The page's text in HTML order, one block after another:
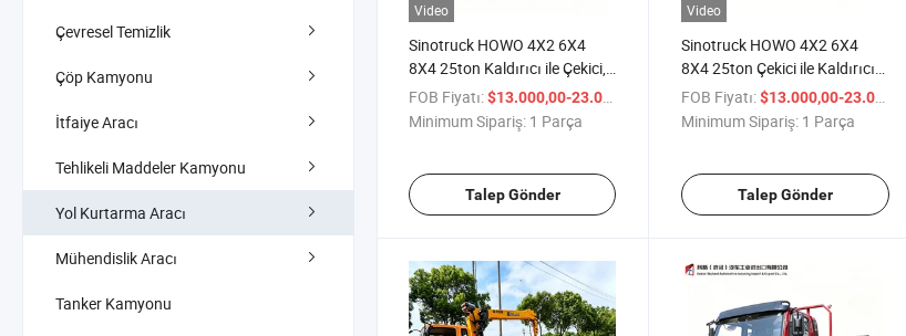
Çevresel Temizlik
Çöp Kamyonu
İtfaiye Aracı
Tehlikeli Maddeler Kamyonu
Yol Kurtarma Aracı
Mühendislik Aracı
Tanker Kamyonu
Video
Sinotruck HOWO 4X2 6X4
8X4 25ton Kaldırıcı ile Çekici,
Entegre Kaldırıcı ile Birlikte
Çekici 2 1 Özelleştirilebilir 10t
12t Telekopik veya Düz
FOB Fiyatı:$13.000,00-23.000,00
/ Parça
Minimum Sipariş: 1 Parça
Talep Gönder
Video
Sinotruck HOWO 4X2 6X4
8X4 25ton Çekici ile Kaldırıcı
Kombine Çekici ile Entegre
Kaldırıcı 2 içinde 1
Özelleştirilebilir 10t 12t
Kolu
FOB Fiyatı: $13.000,00-23.000,00
Minimum Sipariş: 1 Parça
Talep Gönder